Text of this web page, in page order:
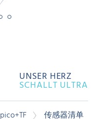
UNSER HERZ
SCHALLT ULTRA
pico+TF 传感器清单